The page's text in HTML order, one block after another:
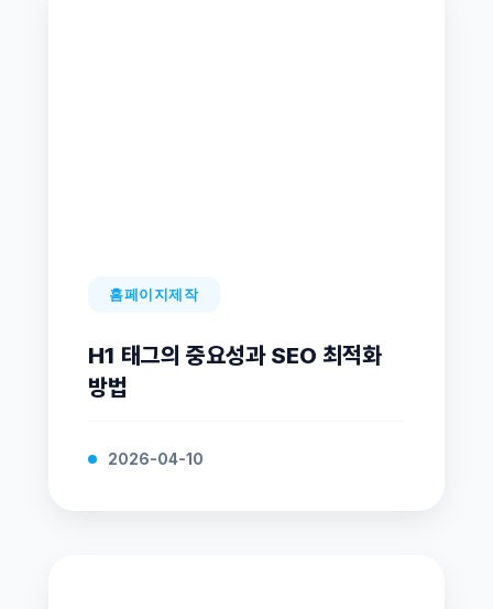
홈페이지제작
H1 태그의 중요성과 SEO 최적화
방법
2026-04-10